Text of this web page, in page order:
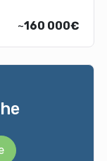
~160 000€